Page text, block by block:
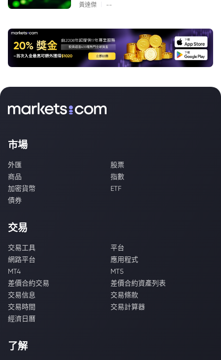
黃達傑 --
市場
外匯
股票
商品
指數
加密貨幣
ETF
債券
交易
交易工具
平台
網路平台
應用程式
MT4
MT5
差價合約交易
差價合約資產列表
交易信息
交易條款
交易時間
交易計算器
經濟日曆
了解